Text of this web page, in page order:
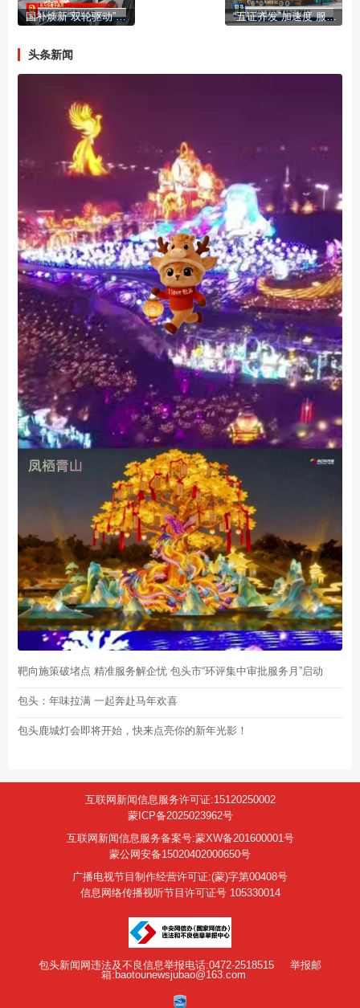
国补焕新“双轮驱动”激活市场活力 “五证齐发”加速度 服务民企“零距离”
头条新闻
靶向施策破堵点 精准服务解企忧 包头市“环评集中审批服务月”启动
包头：年味拉满 一起奔赴马年欢喜
包头鹿城灯会即将开始，快来点亮你的新年光影！
互联网新闻信息服务许可证:15120250002
蒙ICP备2025023962号
互联网新闻信息服务备案号:蒙XW备201600001号
蒙公网安备15020402000650号
广播电视节目制作经营许可证:(蒙)字第00408号
信息网络传播视听节目许可证号 105330014
包头新闻网违法及不良信息举报电话:0472-2518515
举报邮
箱:baotounewsjubao@163.com